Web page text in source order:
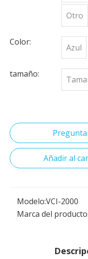
Otro
Color:
Azul
tamaño:
Añadir al
Modelo:VCI-2000
Marca del producto: